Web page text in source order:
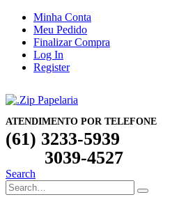
Minha Conta
Meu Pedido
Finalizar Compra
Log In
Register
ATENDIMENTO POR TELEFONE
(61) 3233-5939
3039-4527
Search